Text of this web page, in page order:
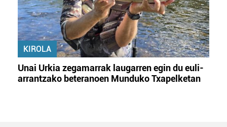
KIROLA
Unai Urkia zegamarrak laugarren egin du euli-
arrantzako beteranoen Munduko Txapelketan